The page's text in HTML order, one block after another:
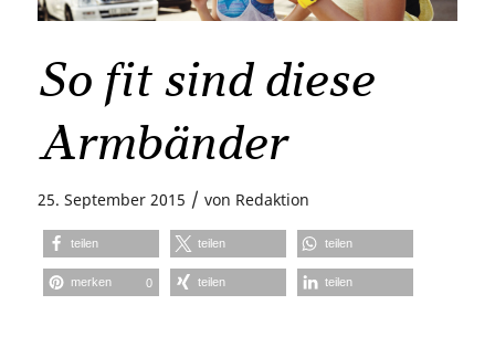
So fit sind diese
Armbänder
25. September 2015 / von Redaktion
teilen teilen teilen
merken 0 teilen teilen